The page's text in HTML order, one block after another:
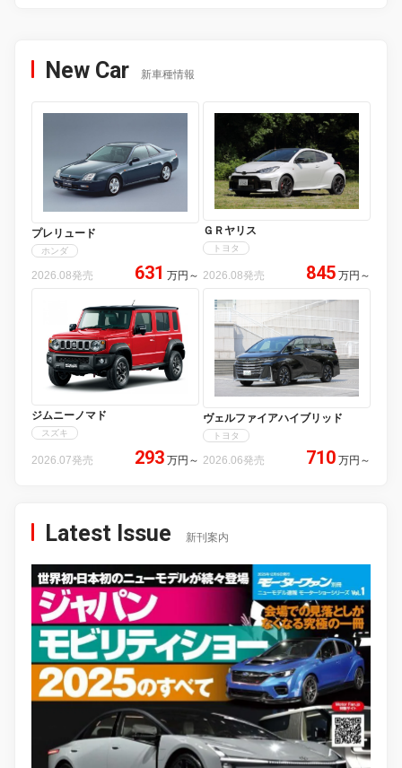
New Car 新車種情報
プレリュード
ホンダ
2026.08発売 631 万円 ～
ＧＲヤリス
トヨタ
2026.08発売 845 万円 ～
ジムニーノマド
スズキ
2026.07発売 293 万円 ～
ヴェルファイアハイブリッド
トヨタ
2026.06発売 710 万円 ～
Latest Issue 新刊案内